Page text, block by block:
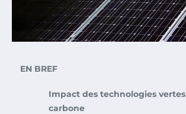
EN BREF
Impact des technologies vertes
carbone